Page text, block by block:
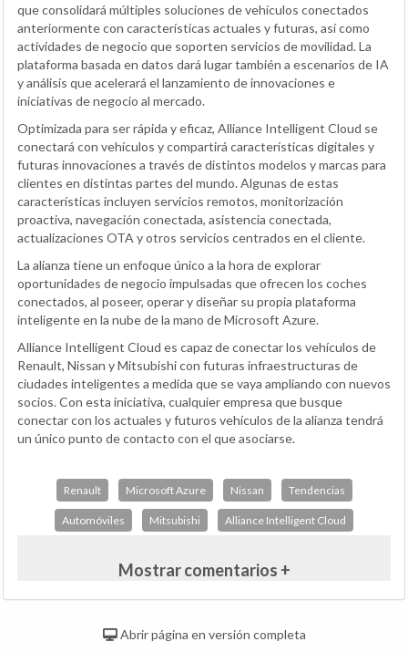
que consolidará múltiples soluciones de vehículos conectados
anteriormente con características actuales y futuras, así como
actividades de negocio que soporten servicios de movilidad. La
plataforma basada en datos dará lugar también a escenarios de IA
y análisis que acelerará el lanzamiento de innovaciones e
iniciativas de negocio al mercado.
Optimizada para ser rápida y eficaz, Alliance Intelligent Cloud se
conectará con vehículos y compartirá características digitales y
futuras innovaciones a través de distintos modelos y marcas para
clientes en distintas partes del mundo. Algunas de estas
características incluyen servicios remotos, monitorización
proactiva, navegación conectada, asistencia conectada,
actualizaciones OTA y otros servicios centrados en el cliente.
La alianza tiene un enfoque único a la hora de explorar
oportunidades de negocio impulsadas que ofrecen los coches
conectados, al poseer, operar y diseñar su propia plataforma
inteligente en la nube de la mano de Microsoft Azure.
Alliance Intelligent Cloud es capaz de conectar los vehículos de
Renault, Nissan y Mitsubishi con futuras infraestructuras de
ciudades inteligentes a medida que se vaya ampliando con nuevos
socios. Con esta iniciativa, cualquier empresa que busque
conectar con los actuales y futuros vehículos de la alianza tendrá
un único punto de contacto con el que asociarse.
Renault Microsoft Azure Nissan Tendencias
Automóviles Mitsubishi Alliance Intelligent Cloud
Mostrar comentarios +
Abrir página en versión completa